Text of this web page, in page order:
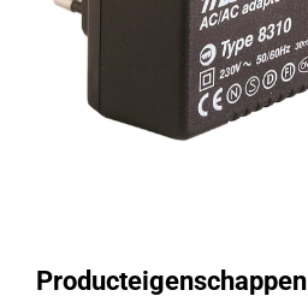
Producteigenschappen